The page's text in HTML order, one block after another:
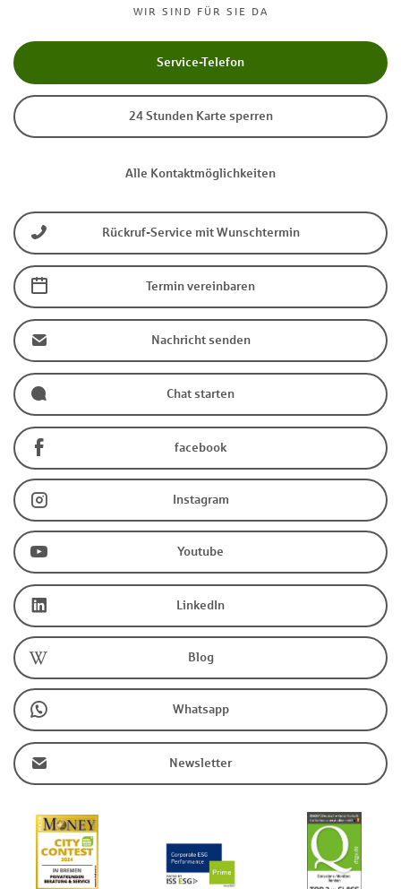
WIR SIND FÜR SIE DA
Service-Telefon
24 Stunden Karte sperren
Alle Kontaktmöglichkeiten
Rückruf-Service mit Wunschtermin
Termin vereinbaren
Nachricht senden
Chat starten
facebook
Instagram
Youtube
LinkedIn
Blog
Whatsapp
Newsletter